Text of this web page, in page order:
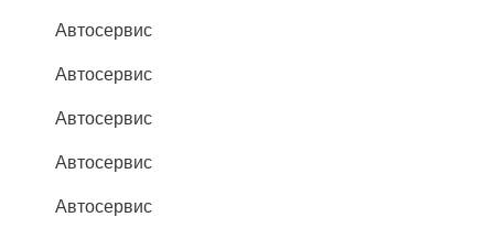
Автосервис
Автосервис
Автосервис
Автосервис
Автосервис